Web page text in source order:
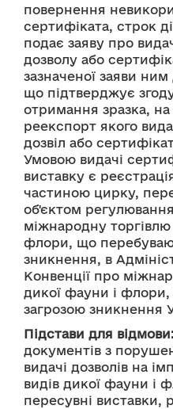
повернення
сертифіката, строк
подає заяву про
дозволу або
зазначеної заяви
що підтверджує
отримання зразка,
реекспорт якого
дозвіл або
Умовою видачі
виставку є
частиною цирку,
об'єктом
міжнародну
флори, що
зникнення, в
Конвенції про
дикої фауни і
загрозою зникнення
Підстави для відмови:
документів з
видачі дозволів на
видів дикої фауни і
пересувні виставки,